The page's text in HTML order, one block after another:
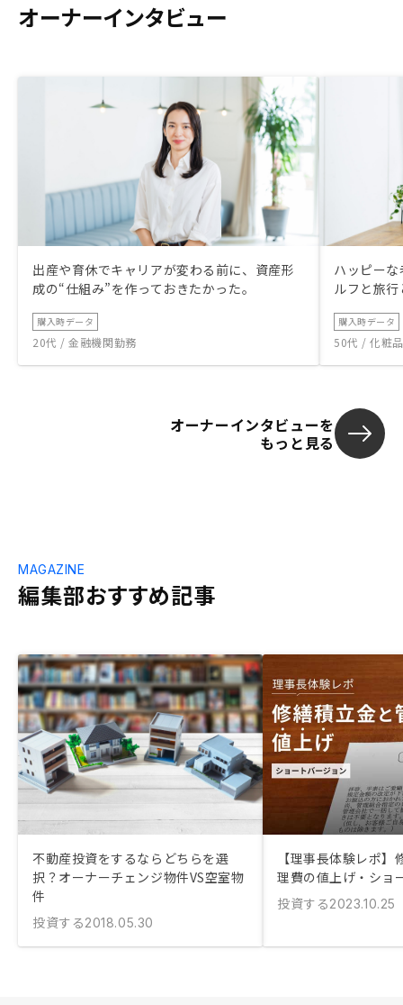
オーナーインタビュー
出産や育休でキャリアが変わる前に、資産形
成の“仕組み”を作っておきたかった。
購入時データ
20代 / 金融機関勤務
ハッピー
ルフと旅
購入時データ
50代 / 化粧
オーナーインタビューを
もっと見る
編集部おすすめ記事
MAGAZINE
不動産投資をするならどちらを選
択？オーナーチェンジ物件VS空室物
件
投資する2018.05.30
【理事長体験レポ
理費の値上げ・ショ
投資する2023.10.25